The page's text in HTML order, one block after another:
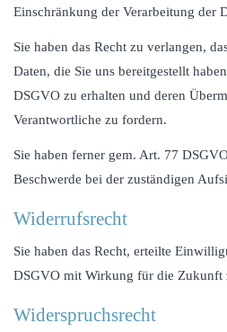
Einschränkung der Verarbeitung der
Sie haben das Recht zu verlangen,
Daten, die Sie uns bereitgestellt
DSGVO zu erhalten und deren
Verantwortliche zu fordern.
Sie haben ferner gem. Art. 77
Beschwerde bei der zuständigen
Widerrufsrecht
Sie haben das Recht, erteilte
DSGVO mit Wirkung für die Zukunft
Widerspruchsrecht